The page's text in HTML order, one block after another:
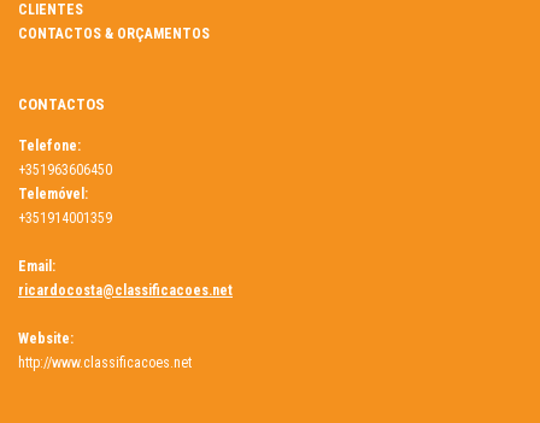
CLIENTES
CONTACTOS & ORÇAMENTOS
CONTACTOS
Telefone:
+351963606450
Telemóvel:
+351914001359
Email:
ricardocosta@classificacoes.net
Website:
http://www.classificacoes.net